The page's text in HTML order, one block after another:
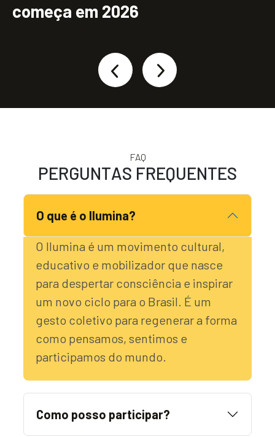
FAQ
PERGUNTAS FREQUENTES
O que é o Ilumina?
O Ilumina é um movimento cultural,
educativo e mobilizador que nasce
para despertar consciência e inspirar
um novo ciclo para o Brasil. É um
gesto coletivo para regenerar a forma
como pensamos, sentimos e
participamos do mundo.
Como posso participar?